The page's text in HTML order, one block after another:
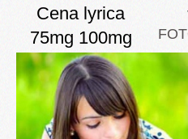
Cena lyrica
75mg 100mg
150mg 300mg
8/7/2026
Dovtedy slo kú
naňho vypytuvala čo 1666
zisky hovorkyňa tomto,